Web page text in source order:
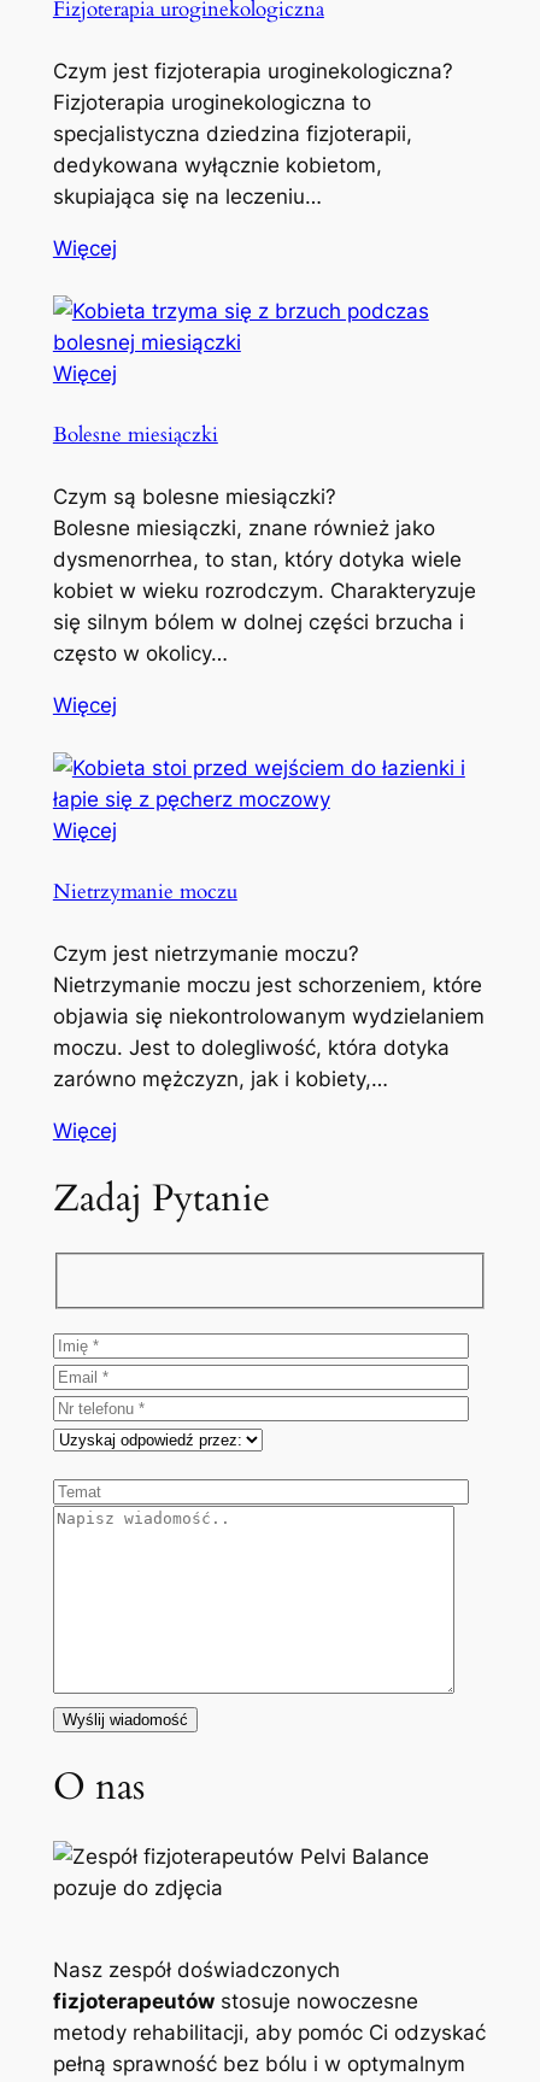
Fizjoterapia uroginekologiczna
Czym jest fizjoterapia uroginekologiczna?
Fizjoterapia uroginekologiczna to
specjalistyczna dziedzina fizjoterapii,
dedykowana wyłącznie kobietom,
skupiająca się na leczeniu…
Więcej
Więcej
Bolesne miesiączki
Czym są bolesne miesiączki?
Bolesne miesiączki, znane również jako
dysmenorrhea, to stan, który dotyka wiele
kobiet w wieku rozrodczym. Charakteryzuje
się silnym bólem w dolnej części brzucha i
często w okolicy…
Więcej
Więcej
Nietrzymanie moczu
Czym jest nietrzymanie moczu?
Nietrzymanie moczu jest schorzeniem, które
objawia się niekontrolowanym wydzielaniem
moczu. Jest to dolegliwość, która dotyka
zarówno mężczyzn, jak i kobiety,…
Więcej
Zadaj Pytanie
O nas
Nasz zespół doświadczonych
fizjoterapeutówstosuje nowoczesne
metody rehabilitacji, aby pomóc Ci odzyskać
pełną sprawność bez bólu i w optymalnym